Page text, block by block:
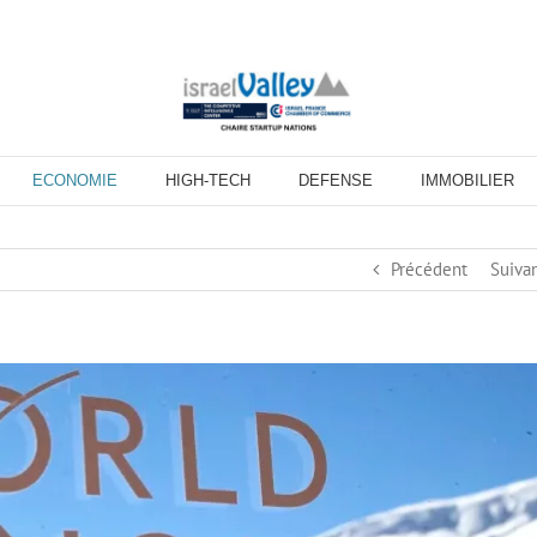
ECONOMIE HIGH-TECH DEFENSE IMMOBILIER
Précédent